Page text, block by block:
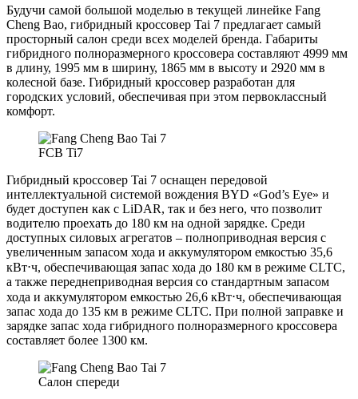
Будучи самой большой моделью в текущей линейке Fang
Cheng Bao, гибридный кроссовер Tai 7 предлагает самый
просторный салон среди всех моделей бренда. Габариты
гибридного полноразмерного кроссовера составляют 4999 мм
в длину, 1995 мм в ширину, 1865 мм в высоту и 2920 мм в
колесной базе. Гибридный кроссовер разработан для
городских условий, обеспечивая при этом первоклассный
комфорт.
FCB Ti7
Гибридный кроссовер Tai 7 оснащен передовой
интеллектуальной системой вождения BYD «God’s Eye» и
будет доступен как с LiDAR, так и без него, что позволит
водителю проехать до 180 км на одной зарядке. Среди
доступных силовых агрегатов – полноприводная версия с
увеличенным запасом хода и аккумулятором емкостью 35,6
кВт⋅ч, обеспечивающая запас хода до 180 км в режиме CLTC,
а также переднеприводная версия со стандартным запасом
хода и аккумулятором емкостью 26,6 кВт⋅ч, обеспечивающая
запас хода до 135 км в режиме CLTC. При полной заправке и
зарядке запас хода гибридного полноразмерного кроссовера
составляет более 1300 км.
Салон спереди